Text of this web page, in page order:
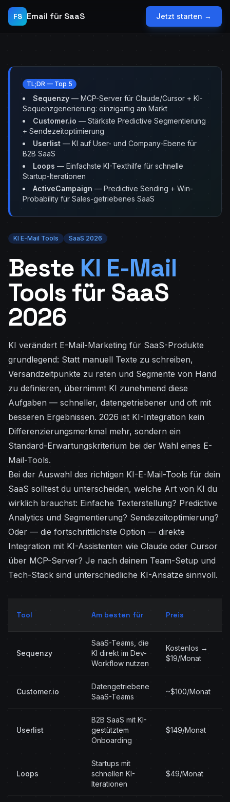
FS Email für SaaS Jetzt starten →
TL;DR — Top 5
Sequenzy — MCP-Server für Claude/Cursor + KI-
Sequenzgenerierung: einzigartig am Markt
Customer.io — Stärkste Predictive Segmentierung
+ Sendezeitoptimierung
Userlist — KI auf User- und Company-Ebene für
B2B SaaS
Loops — Einfachste KI-Texthilfe für schnelle
Startup-Iterationen
ActiveCampaign — Predictive Sending + Win-
Probability für Sales-getriebenes SaaS
KI E-Mail Tools SaaS 2026
Beste KI E-Mail
Tools für SaaS
2026
KI verändert E-Mail-Marketing für SaaS-Produkte
grundlegend: Statt manuell Texte zu schreiben,
Versandzeitpunkte zu raten und Segmente von Hand
zu definieren, übernimmt KI zunehmend diese
Aufgaben — schneller, datengetriebener und oft mit
besseren Ergebnissen. 2026 ist KI-Integration kein
Differenzierungsmerkmal mehr, sondern ein
Standard-Erwartungskriterium bei der Wahl eines E-
Mail-Tools.
Bei der Auswahl des richtigen KI-E-Mail-Tools für dein
SaaS solltest du unterscheiden, welche Art von KI du
wirklich brauchst: Einfache Texterstellung? Predictive
Analytics und Segmentierung? Sendezeitoptimierung?
Oder — die fortschrittlichste Option — direkte
Integration mit KI-Assistenten wie Claude oder Cursor
über MCP-Server? Je nach deinem Team-Setup und
Tech-Stack sind unterschiedliche KI-Ansätze sinnvoll.
Tool Am besten für Preis
Sequenzy
SaaS-Teams, die
KI direkt im Dev-
Workflow nutzen
Kostenlos →
$19/Monat
Customer.io
Datengetriebene
SaaS-Teams
~$100/Monat
Userlist
B2B SaaS mit KI-
gestütztem
Onboarding
$149/Monat
Loops
Startups mit
schnellen KI-
Iterationen
$49/Monat